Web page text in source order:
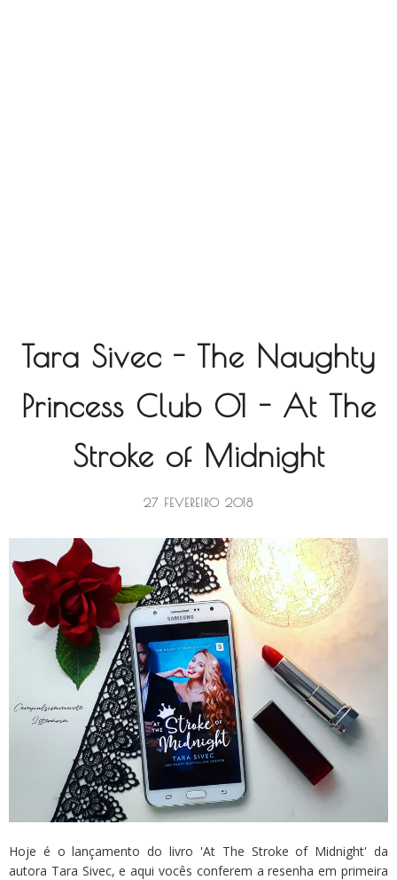
Tara Sivec - The Naughty
Princess Club 01 - At The
Stroke of Midnight
27 FEVEREIRO 2018
Hoje é o lançamento do livro 'At The Stroke of Midnight' da
autora Tara Sivec, e aqui vocês conferem a resenha em primeira